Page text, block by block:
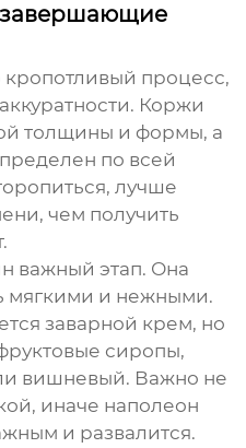
завершающие
кропотливый процесс,
Коржи
толщины и формы, а
по всей
лучше
чем получить
важный этап. Она
мягкими и нежными.
заварной крем, но
сиропы,
вишневый. Важно не
иначе наполеон
и развалится.